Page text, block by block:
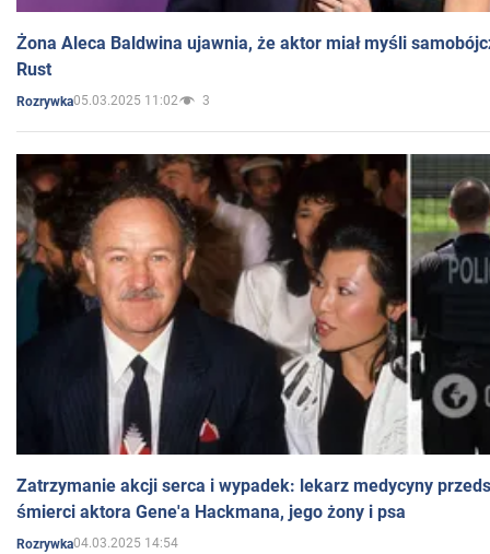
Żona Aleca Baldwina ujawnia, że aktor miał myśli
Rust
Rozrywka05.03.2025 11:02 3
Zatrzymanie akcji serca i wypadek: lekarz medycyny
śmierci aktora Gene'a Hackmana, jego żony i psa
Rozrywka04.03.2025 14:54